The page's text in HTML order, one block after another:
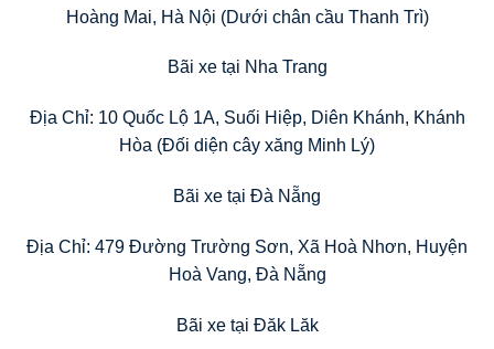
Hoàng Mai, Hà Nội (Dưới chân cầu Thanh Trì)
Bãi xe tại Nha Trang
Địa Chỉ: 10 Quốc Lộ 1A, Suối Hiệp, Diên Khánh, Khánh
Hòa (Đối diện cây xăng Minh Lý)
Bãi xe tại Đà Nẵng
Địa Chỉ: 479 Đường Trường Sơn, Xã Hoà Nhơn, Huyện
Hoà Vang, Đà Nẵng
Bãi xe tại Đăk Lăk